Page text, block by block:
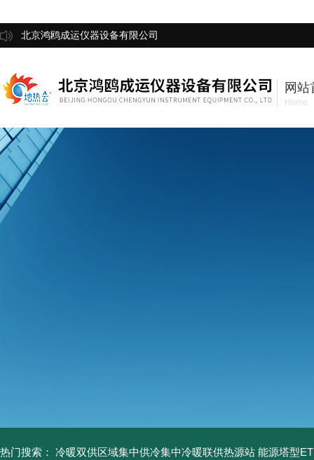
北京鸿鸥成运仪器设备有限公司
网站
Home
热门搜索： 冷暖双供区域集中供冷集中冷暖联供热源站 能源塔型